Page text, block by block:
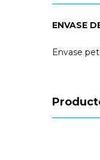
ENVASE
Envase